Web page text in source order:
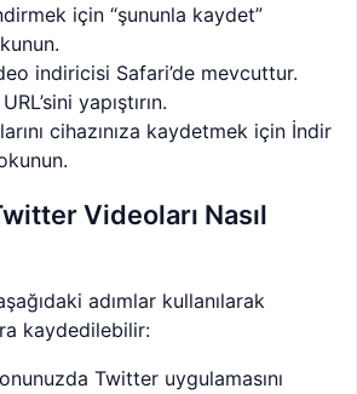
için “şununla kaydet”
indiricisi Safari’de mevcuttur.
yapıştırın.
cihazınıza kaydetmek için İndir
Videoları Nasıl
adımlar kullanılarak
kaydedilebilir:
Twitter uygulamasını